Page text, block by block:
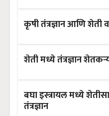
कृषी तंत्रज्ञान आणि शेती
शेती मध्ये तंत्रज्ञान
बघा इस्त्रायल मध्ये
तंत्रज्ञान